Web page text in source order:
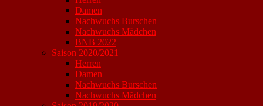
Damen
Nachwuchs Burschen
Nachwuchs Mädchen
BNB 2022
Saison 2020/2021
Herren
Damen
Nachwuchs Burschen
Nachwuchs Mädchen